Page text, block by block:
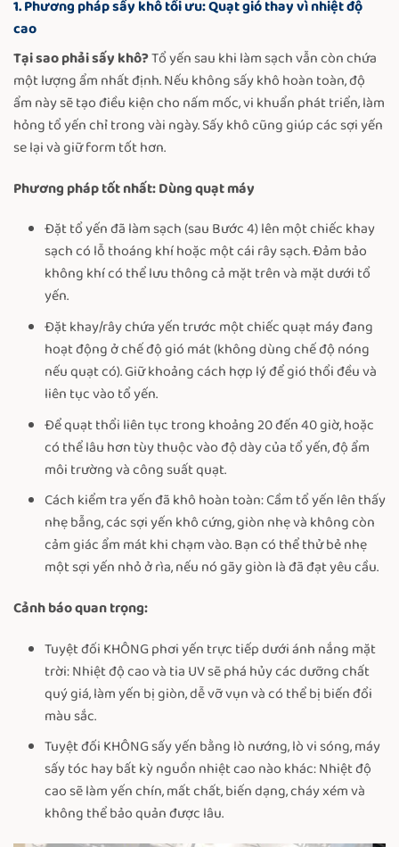
1. Phương pháp sấy khô tối ưu: Quạt gió thay vì nhiệt độ
cao
​Tại sao phải sấy khô?Tổ yến sau khi làm sạch vẫn còn chứa
một lượng ẩm nhất định. Nếu không sấy khô hoàn toàn, độ
ẩm này sẽ tạo điều kiện cho nấm mốc, vi khuẩn phát triển, làm
hỏng tổ yến chỉ trong vài ngày. Sấy khô cũng giúp các sợi yến
se lại và giữ form tốt hơn.
Phương pháp tốt nhất: Dùng quạt máy
Đặt tổ yến đã làm sạch (sau Bước 4) lên một chiếc khay
sạch có lỗ thoáng khí hoặc một cái rây sạch. Đảm bảo
không khí có thể lưu thông cả mặt trên và mặt dưới tổ
yến.
Đặt khay/rây chứa yến trước một chiếc quạt máy đang
hoạt động ở chế độ gió mát (không dùng chế độ nóng
nếu quạt có). Giữ khoảng cách hợp lý để gió thổi đều và
liên tục vào tổ yến.
Để quạt thổi liên tục trong khoảng 20 đến 40 giờ, hoặc
có thể lâu hơn tùy thuộc vào độ dày của tổ yến, độ ẩm
môi trường và công suất quạt.
Cách kiểm tra yến đã khô hoàn toàn: Cầm tổ yến lên thấy
nhẹ bẫng, các sợi yến khô cứng, giòn nhẹ và không còn
cảm giác ẩm mát khi chạm vào. Bạn có thể thử bẻ nhẹ
một sợi yến nhỏ ở rìa, nếu nó gãy giòn là đã đạt yêu cầu.
Cảnh báo quan trọng:
Tuyệt đối KHÔNG phơi yến trực tiếp dưới ánh nắng mặt
trời: Nhiệt độ cao và tia UV sẽ phá hủy các dưỡng chất
quý giá, làm yến bị giòn, dễ vỡ vụn và có thể bị biến đổi
màu sắc.
Tuyệt đối KHÔNG sấy yến bằng lò nướng, lò vi sóng, máy
sấy tóc hay bất kỳ nguồn nhiệt cao nào khác: Nhiệt độ
cao sẽ làm yến chín, mất chất, biến dạng, cháy xém và
không thể bảo quản được lâu.